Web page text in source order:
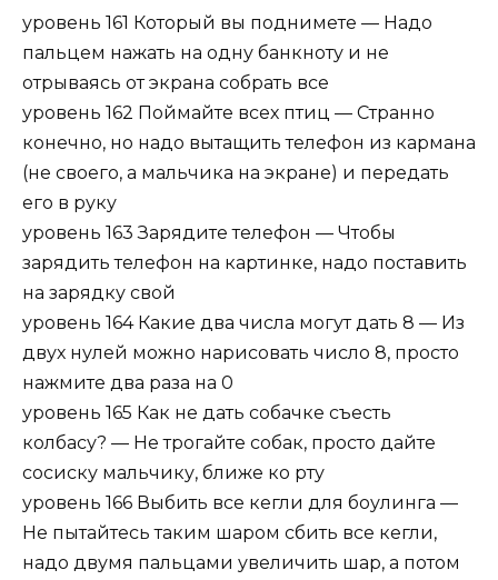
уровень 161 Который вы поднимете — Надо
пальцем нажать на одну банкноту и не
отрываясь от экрана собрать все
уровень 162 Поймайте всех птиц — Странно
конечно, но надо вытащить телефон из кармана
(не своего, а мальчика на экране) и передать
его в руку
уровень 163 Зарядите телефон — Чтобы
зарядить телефон на картинке, надо поставить
на зарядку свой
уровень 164 Какие два числа могут дать 8 — Из
двух нулей можно нарисовать число 8, просто
нажмите два раза на 0
уровень 165 Как не дать собачке съесть
колбасу? — Не трогайте собак, просто дайте
сосиску мальчику, ближе ко рту
уровень 166 Выбить все кегли для боулинга —
Не пытайтесь таким шаром сбить все кегли,
надо двумя пальцами увеличить шар, а потом